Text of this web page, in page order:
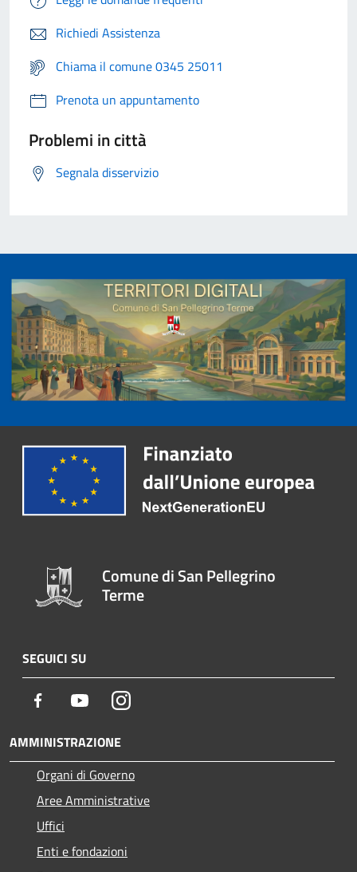
Richiedi Assistenza
Chiama il comune 0345 25011
Prenota un appuntamento
Problemi in città
Segnala disservizio
Comune di San Pellegrino
Terme
SEGUICI SU
Facebook YoutubeInstagram
AMMINISTRAZIONE
Organi di Governo
Aree Amministrative
Uffici
Enti e fondazioni